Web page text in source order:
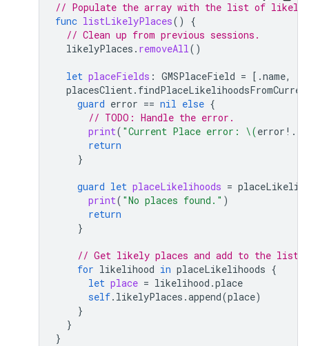
// Populate the array with the list of likely
func listLikelyPlaces()
{
// Clean up from previous sessions.
likelyPlaces . removeAll()
let placeFields : GMSPlaceField = [.name,
placesClient.
guard error == nil else {
// TODO: Handle the error.
print( "Current Place error: \(error !.
return
}
guard let placeLikelihoods =
print( "No places found." )
return
}
// Get likely places and add to the list.
for likelihood in placeLikelihoods {
let place = likelihood .place
self. likelyPlaces .append(place)
}
}
}